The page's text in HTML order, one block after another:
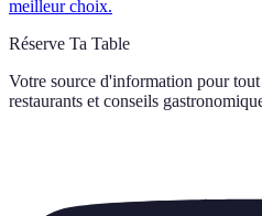
meilleur choix.
Réserve Ta Table
Votre source d'information pour
restaurants et conseils